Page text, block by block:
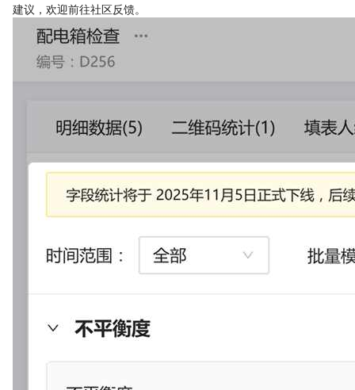
建议，欢迎前往社区反馈。